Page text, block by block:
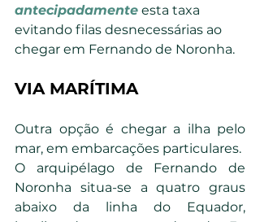
antecipadamente esta taxa
evitando filas desnecessárias ao
chegar em Fernando de Noronha.
VIA MARÍTIMA
Outra opção é chegar a ilha pelo
mar, em embarcações particulares.
O arquipélago de Fernando de
Noronha situa-se a quatro graus
abaixo da linha do Equador,